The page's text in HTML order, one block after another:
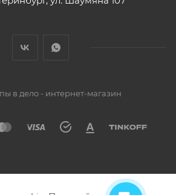
в дело - интернет-магазин